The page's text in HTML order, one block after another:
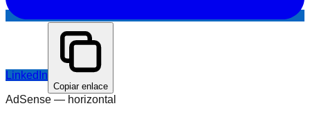
LinkedIn
Copiar enlace
AdSense — horizontal